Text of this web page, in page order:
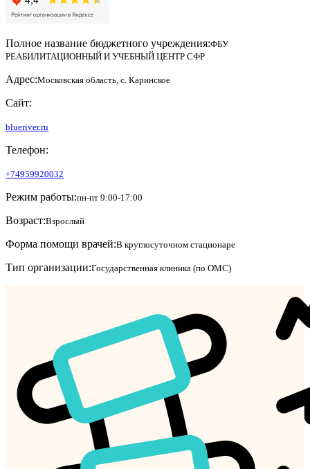
Полное название бюджетного учреждения:ФБУ
РЕАБИЛИТАЦИОННЫЙ И УЧЕБНЫЙ ЦЕНТР СФР
Адрес:Московская область, с. Каринское
Сайт:
blueriver.ru
Телефон:
+74959920032
Режим работы:пн-пт 9:00-17:00
Возраст:Взрослый
Форма помощи врачей:В круглосуточном стационаре
Тип организации:Государственная клиника (по ОМС)